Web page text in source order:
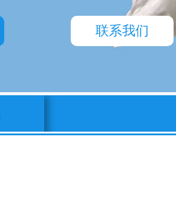
联系我们